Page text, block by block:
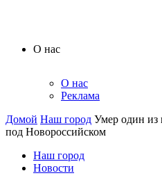
О нас
О нас
Реклама
Домой Наш город Умер один из
под Новороссийском
Наш город
Новости